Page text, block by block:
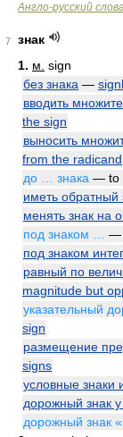
Англо-русский
7
знак
1. м. sign
без знака —
вводить
the sign
выносить
from the radicand
до … знака — to
иметь обратный
менять знак на
под знаком …
—
под знаком
равный по
magnitude but
указательный
sign
размещение
signs
условные знаки
дорожный знак
дорожный знак